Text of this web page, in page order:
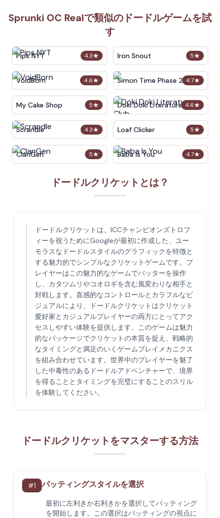
Sprunki OC Realで類似のドードルゲームを試
す
4.3★
Pips NYT 5★
Iron Snout
4.6★
VoidBorn 4.7★
Simon Time Phase 2
5★
My Cake Shop 4.6★
Doki Doki Literature Club
4.3★
Scrandle 5★
Loaf Clicker
5★
ClanGen 4.7★
Baba Is You
ドードルクリケットとは？
ドードルクリケットは、ICCチャンピオンズトロフ
ィーを祝うためにGoogleが最初に作成した、ユー
モラスなドードルスタイルのグラフィックを特徴と
する魅力的でシンプルなクリケットゲームです。プ
レイヤーはこの魅力的なゲームでバッターを操作
し、カタツムリやコオロギを含む風変わりな相手と
対戦します。直感的なコントロールとカラフルなビ
ジュアルにより、ドードルクリケットはクリケット
愛好家とカジュアルプレイヤーの両方にとってアク
セスしやすい体験を提供します。このゲームは魅力
的なパッケージでクリケットの本質を捉え、戦略的
なタイミングと満足のいくゲームプレイメカニクス
を組み合わせています。世界中のプレイヤーを魅了
した中毒性のあるドードルアドベンチャーで、境界
を得ることとタイミングを完璧にすることのスリル
を体験してください。
ドードルクリケットをマスターする方法
#1 バッティングスタイルを選択
最初に左利きか右利きかを選択してバッティング
を開始します。この選択はバッティングの視点に